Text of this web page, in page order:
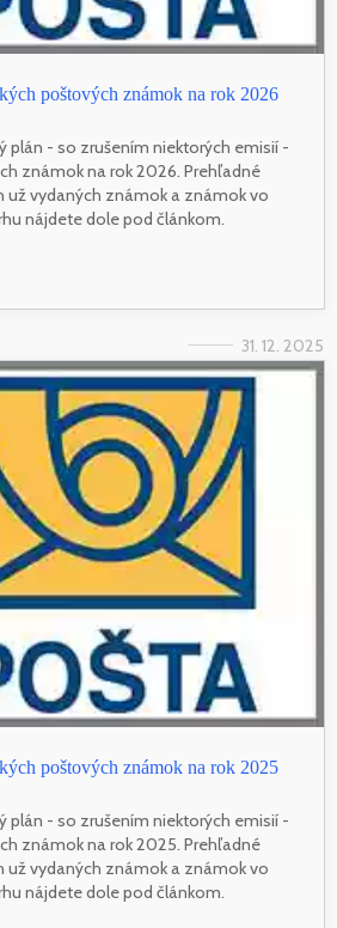
poštových známok na rok 2026
plán - so zrušením niektorých emisií -
známok na rok 2026. Prehľadné
už vydaných známok a známok vo
nájdete dole pod článkom.
31. 12. 2025
poštových známok na rok 2025
plán - so zrušením niektorých emisií -
známok na rok 2025. Prehľadné
už vydaných známok a známok vo
nájdete dole pod článkom.